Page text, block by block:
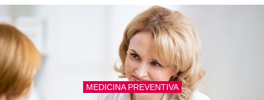
MEDICINA PREVENTIVA